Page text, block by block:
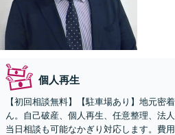
個人再生
【初回相談無料】【駐車場あり】地元密
ん。自己破産、個人再生、任意整理、法
当日相談も可能なかぎり対応します。費